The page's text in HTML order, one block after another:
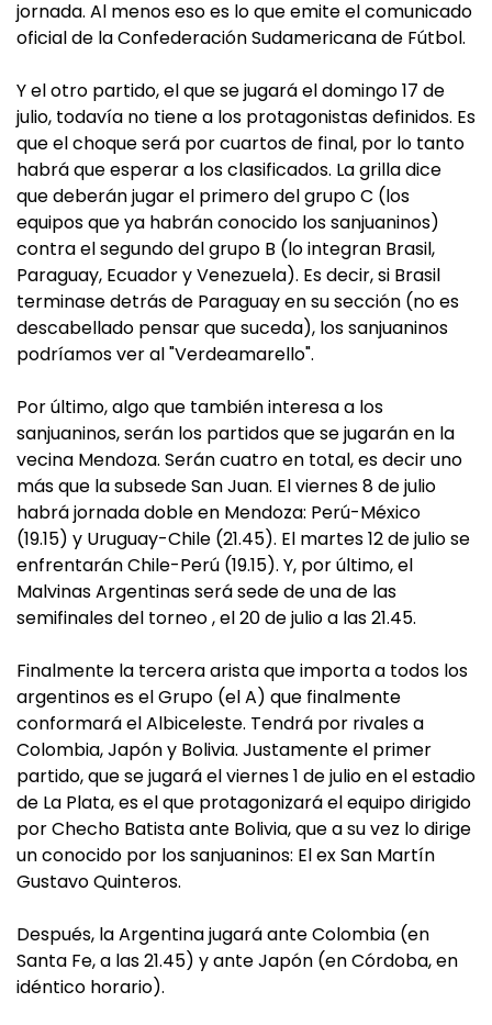
jornada. Al menos eso es lo que emite el comunicado
oficial de la Confederación Sudamericana de Fútbol.
Y el otro partido, el que se jugará el domingo 17 de
julio, todavía no tiene a los protagonistas definidos. Es
que el choque será por cuartos de final, por lo tanto
habrá que esperar a los clasificados. La grilla dice
que deberán jugar el primero del grupo C (los
equipos que ya habrán conocido los sanjuaninos)
contra el segundo del grupo B (lo integran Brasil,
Paraguay, Ecuador y Venezuela). Es decir, si Brasil
terminase detrás de Paraguay en su sección (no es
descabellado pensar que suceda), los sanjuaninos
podríamos ver al "Verdeamarello".
Por último, algo que también interesa a los
sanjuaninos, serán los partidos que se jugarán en la
vecina Mendoza. Serán cuatro en total, es decir uno
más que la subsede San Juan. El viernes 8 de julio
habrá jornada doble en Mendoza: Perú-México
(19.15) y Uruguay-Chile (21.45). El martes 12 de julio se
enfrentarán Chile-Perú (19.15). Y, por último, el
Malvinas Argentinas será sede de una de las
semifinales del torneo , el 20 de julio a las 21.45.
Finalmente la tercera arista que importa a todos los
argentinos es el Grupo (el A) que finalmente
conformará el Albiceleste. Tendrá por rivales a
Colombia, Japón y Bolivia. Justamente el primer
partido, que se jugará el viernes 1 de julio en el estadio
de La Plata, es el que protagonizará el equipo dirigido
por Checho Batista ante Bolivia, que a su vez lo dirige
un conocido por los sanjuaninos: El ex San Martín
Gustavo Quinteros.
Después, la Argentina jugará ante Colombia (en
Santa Fe, a las 21.45) y ante Japón (en Córdoba, en
idéntico horario).